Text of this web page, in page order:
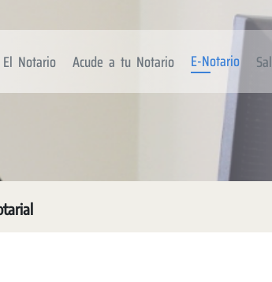
El Notario Acude a tu Notario E-Notario